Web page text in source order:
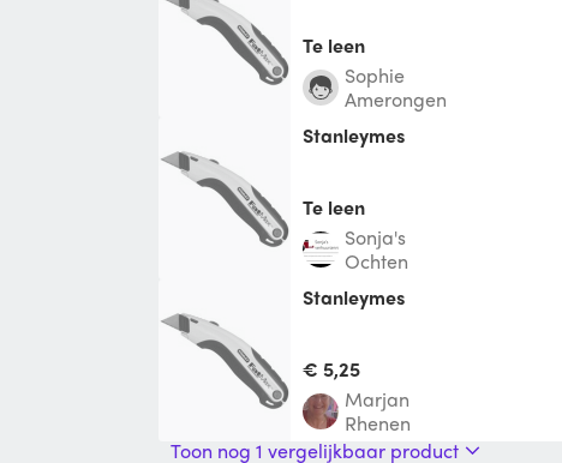
Te leen
Sophie
Amerongen
Stanleymes
Te leen
Sonja's
Ochten
stanleymes
€ 5,25
Marjan
Rhenen
Toon nog 1 vergelijkbaar product